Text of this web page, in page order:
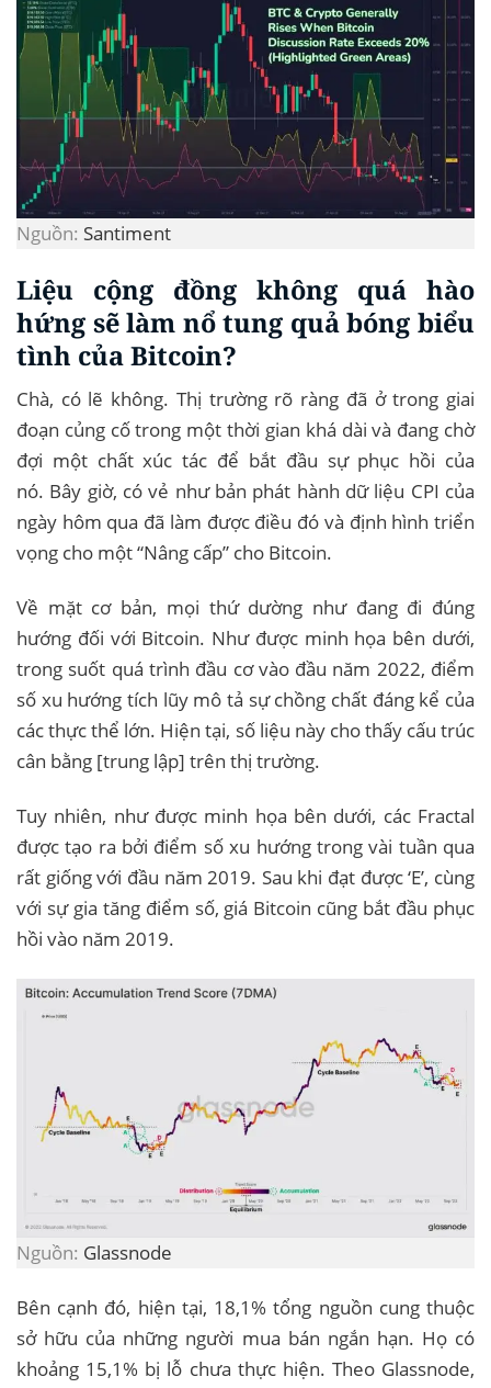
Nguồn: Santiment
Liệu cộng đồng không quá hào
hứng sẽ làm nổ tung quả bóng biểu
tình của Bitcoin?
Chà, có lẽ không. Thị trường rõ ràng đã ở trong giai
đoạn củng cố trong một thời gian khá dài và đang chờ
đợi một chất xúc tác để bắt đầu sự phục hồi của
nó. Bây giờ, có vẻ như bản phát hành dữ liệu CPI của
ngày hôm qua đã làm được điều đó và định hình triển
vọng cho một “Nâng cấp” cho Bitcoin.
Về mặt cơ bản, mọi thứ dường như đang đi đúng
hướng đối với Bitcoin. Như được minh họa bên dưới,
trong suốt quá trình đầu cơ vào đầu năm 2022, điểm
số xu hướng tích lũy mô tả sự chồng chất đáng kể của
các thực thể lớn. Hiện tại, số liệu này cho thấy cấu trúc
cân bằng [trung lập] trên thị trường.
Tuy nhiên, như được minh họa bên dưới, các Fractal
được tạo ra bởi điểm số xu hướng trong vài tuần qua
rất giống với đầu năm 2019. Sau khi đạt được ‘E’, cùng
với sự gia tăng điểm số, giá Bitcoin cũng bắt đầu phục
hồi vào năm 2019.
Nguồn: Glassnode
Bên cạnh đó, hiện tại, 18,1% tổng nguồn cung thuộc
sở hữu của những người mua bán ngắn hạn. Họ có
khoảng 15,1% bị lỗ chưa thực hiện. Theo Glassnode,